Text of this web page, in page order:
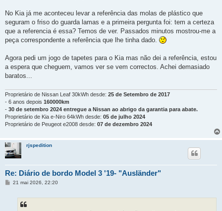
No Kia já me aconteceu levar a referência das molas de plástico que
seguram o friso do guarda lamas e a primeira pergunta foi: tem a certeza
que a referencia é essa? Temos de ver. Passados minutos mostrou-me a
peça correspondente a referência que lhe tinha dado.
Agora pedi um jogo de tapetes para o Kia mas não dei a referência, estou
a espera que cheguem, vamos ver se vem correctos. Achei demasiado
baratos...
Proprietário de Nissan Leaf 30kWh desde: 25 de Setembro de 2017
- 6 anos depois 160000km
- 30 de setembro 2024 entregue a Nissan ao abrigo da garantia para abate.
Proprietário de Kia e-Niro 64kWh desde: 05 de julho 2024
Proprietário de Peugeot e2008 desde: 07 de dezembro 2024
rjspedition
Re: Diário de bordo Model 3 '19- "Ausländer"
M21 mai 2026, 22:20